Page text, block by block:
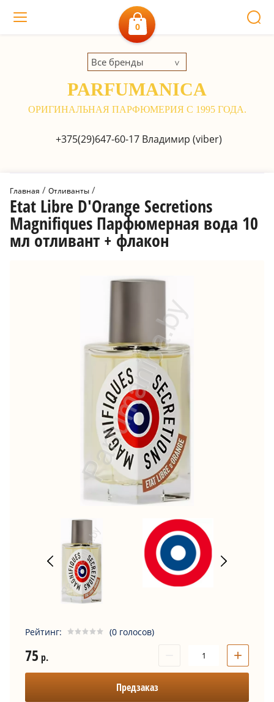
0
+375(29)647-60-17Владимир (viber)
Все бренды
PARFUMANICA
ОРИГИНАЛЬНАЯ ПАРФЮМЕРИЯ С 1995 ГОДА.
Главная / Отливанты /
Etat Libre D'Orange Secretions
Magnifiques Парфюмерная вода 10
мл отливант + флакон
Рейтинг: (0 голосов)
75 р. +
Предзаказ